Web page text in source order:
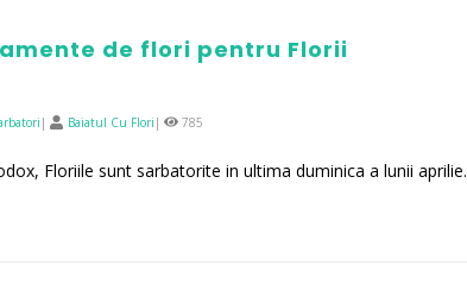
de flori pentru Florii
| Baiatul Cu Flori | 785
Floriile sunt sarbatorite in ultima duminica a lunii aprilie.